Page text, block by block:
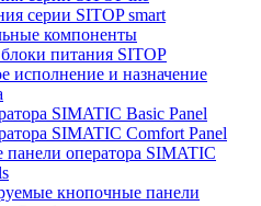
серии SITOP smart
компоненты
питания SITOP
исполнение и назначение
SIMATIC Basic Panel
SIMATIC Comfort Panel
оператора SIMATIC
кнопочные панели